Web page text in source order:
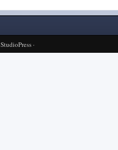
StudioPress·